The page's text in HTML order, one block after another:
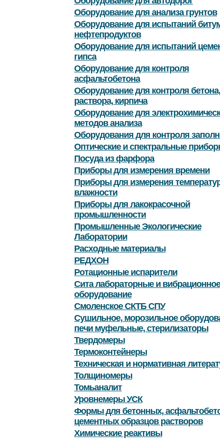
Оборудование для анализа грунтов
Оборудование для испытаний
нефтепродуктов
Оборудование для испытаний
гипса
Оборудование для контроля
асфальтобетона
Оборудование для контроля бетона,
раствора, кирпича
Оборудование для
методов анализа
Оборудования для контроля
Оптические и спектральные
Посуда из фарфора
Приборы для измерения времени
Приборы для измерения
влажности
Приборы для лакокрасочной
промышленности
Промышленные Экологические
Лаборатории
Расходные материалы
РЕДХОН
Ротационные испарители
Сита лабораторные и вибрационное
оборудование
Смоленское СКТБ СПУ
Сушильное, морозильное
печи муфельные, стерилизаторы
Твердомеры
Термоконтейнеры
Техническая и нормативная
Толщиномеры
Томьаналит
Уровнемеры УСК
Формы для бетонных,
цементных образцов растворов
Химические реактивы